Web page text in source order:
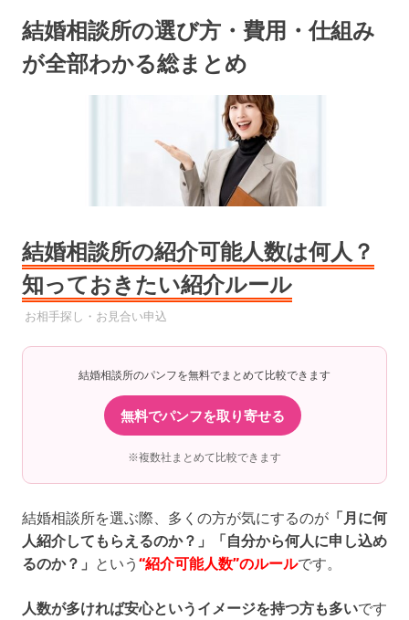
結婚相談所の選び方・費用・仕組み
が全部わかる総まとめ
結婚相談所の紹介可能人数は何人？
知っておきたい紹介ルール
2025年7月12日
YYYPRO
お相手探し・お見合い申込
結婚相談所のパンフを無料でまとめて比較できます
無料でパンフを取り寄せる
※複数社まとめて比較できます
結婚相談所を選ぶ際、多くの方が気にするのが 「月に何
人紹介してもらえるのか？」「自分から何人に申し込め
るのか？」 という “紹介可能人数”のルールです。
人数が多ければ安心というイメージを持つ方も多いです